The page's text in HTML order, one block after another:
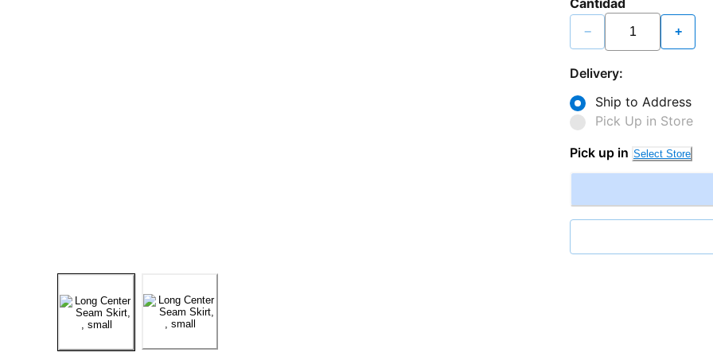
− +
Delivery:
Ship to Address
Pick Up in Store
Pick up in Select Store